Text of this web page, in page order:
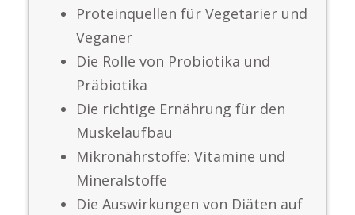
Proteinquellen für Vegetarier und
Veganer
Die Rolle von Probiotika und
Präbiotika
Die richtige Ernährung für den
Muskelaufbau
Mikronährstoffe: Vitamine und
Mineralstoffe
Die Auswirkungen von Diäten auf